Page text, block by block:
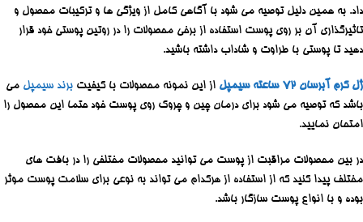
داد. به همین دلیل توصیه می شود با آگاهی کامل از ویژگی ها و ترکیبات محصول و
تاثیرگذاری آن بر روی پوست استفاده از برخی محصولات را در روتین پوستی خود قرار
دهید تا پوستی با طراوت و شاداب داشته باشید.
ژل کرم آبرسان 72 ساعته سیمپل از این نمونه محصولات با کیفیت برند سیمپل می
باشد که توصیه می شود برای درمان چین و چروک روی پوست خود حتما این محصول را
امتحان نمایید.
در بین محصولات مراقبت از پوست می توانید محصولات مختلفی را در بافت های
مختلف پیدا کنید که از استفاده از هرکدام می تواند به نوعی برای سلامت پوست موثر
بوده و با انواع پوست سازگار باشد.